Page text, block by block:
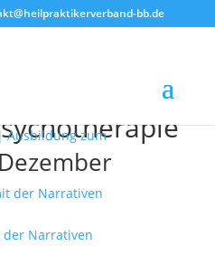
bb.de
der Narrativen
der Narrativen